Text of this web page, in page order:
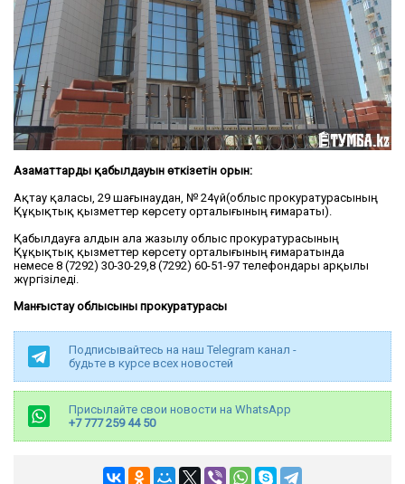
Азаматтардың қабылдауын өткізетін орын:
Ақтау қаласы, 29 шағынаудан, № 24үй(облыс прокуратурасының
Құқықтық қызметтер көрсету орталығының ғимараты).
Қабылдауға алдын ала жазылу облыс прокуратурасының
Құқықтық қызметтер көрсету орталығының ғимаратында
немесе 8 (7292) 30-30-29,8 (7292) 60-51-97 телефондары арқылы
жүргізіледі.
Манғыстау облысының прокуратурасы
Подписывайтесь на наш Telegram канал -
будьте в курсе всех новостей
Присылайте свои новости на WhatsApp
+7 777 259 44 50